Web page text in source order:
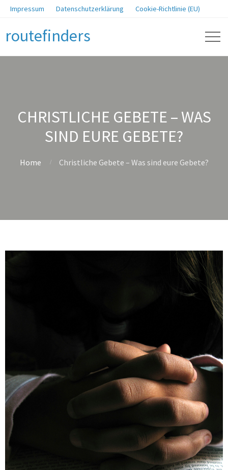
Impressum Datenschutzerklärung Cookie-Richtlinie (EU)
routefinders
CHRISTLICHE GEBETE – WAS
SIND EURE GEBETE?
Home Christliche Gebete – Was sind eure Gebete?